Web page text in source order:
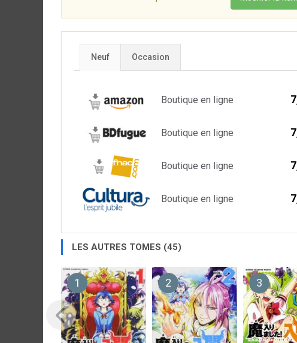
Neuf Occasion
Boutique en ligne
Boutique en ligne
Boutique en ligne
Boutique en ligne
LES AUTRES TOMES (45)
1 2 3